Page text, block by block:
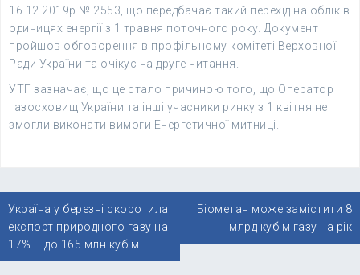
16.12.2019р № 2553, що передбачає такий перехід на облік в
одиницях енергії з 1 травня поточного року. Документ
пройшов обговорення в профільному комітеті Верховної
Ради України та очікує на друге читання.
УТГ зазначає, що це стало причиною того, що Оператор
газосховищ України та інші учасники ринку з 1 квітня не
змогли виконати вимоги Енергетичної митниці.
Навігація
записів
Україна у березні скоротила
експорт природного газу на
17% – до 165 млн куб м
Біометан може замістити 8
млрд куб м газу на рік